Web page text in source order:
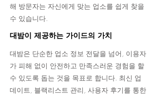
해 방문자는 자신에게 맞는 업소를 쉽게 찾을
수 있습니다.
대밤이 제공하는 가이드의 가치
대밤은 단순한 업소 정보 전달을 넘어, 이용자
가 피해 없이 안전하고 만족스러운 경험을 할
수 있도록 돕는 것을 목표로 합니다. 최신 업
데이트, 블랙리스트 관리, 사용자 후기를 통한